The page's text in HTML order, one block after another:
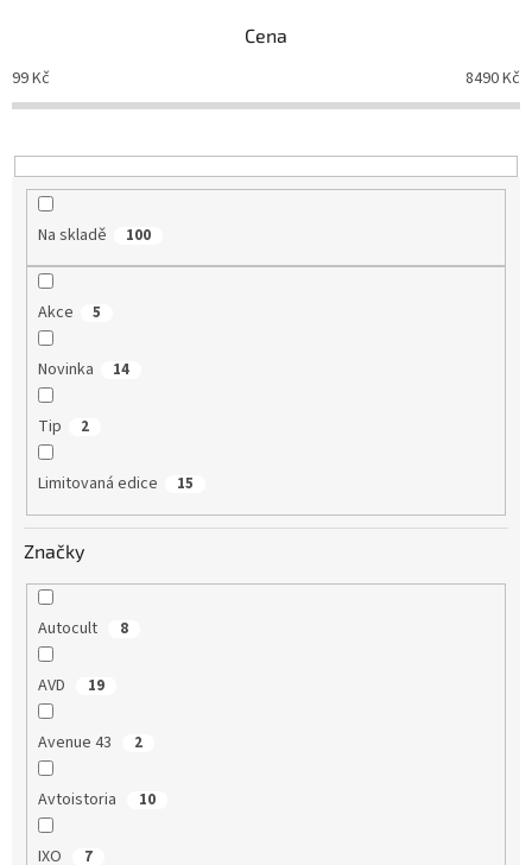
o
d
k
t
Cena
99Kč 8490Kč
Na skladě 100
Akce 5
Novinka 14
Tip 2
Limitovaná edice 15
Značky
Autocult 8
AVD 19
Avenue 43 2
Avtoistoria 10
IXO 7